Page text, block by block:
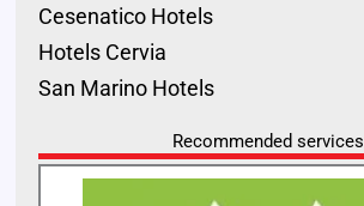
Cesenatico Hotels
Hotels Cervia
San Marino Hotels
Recommended services